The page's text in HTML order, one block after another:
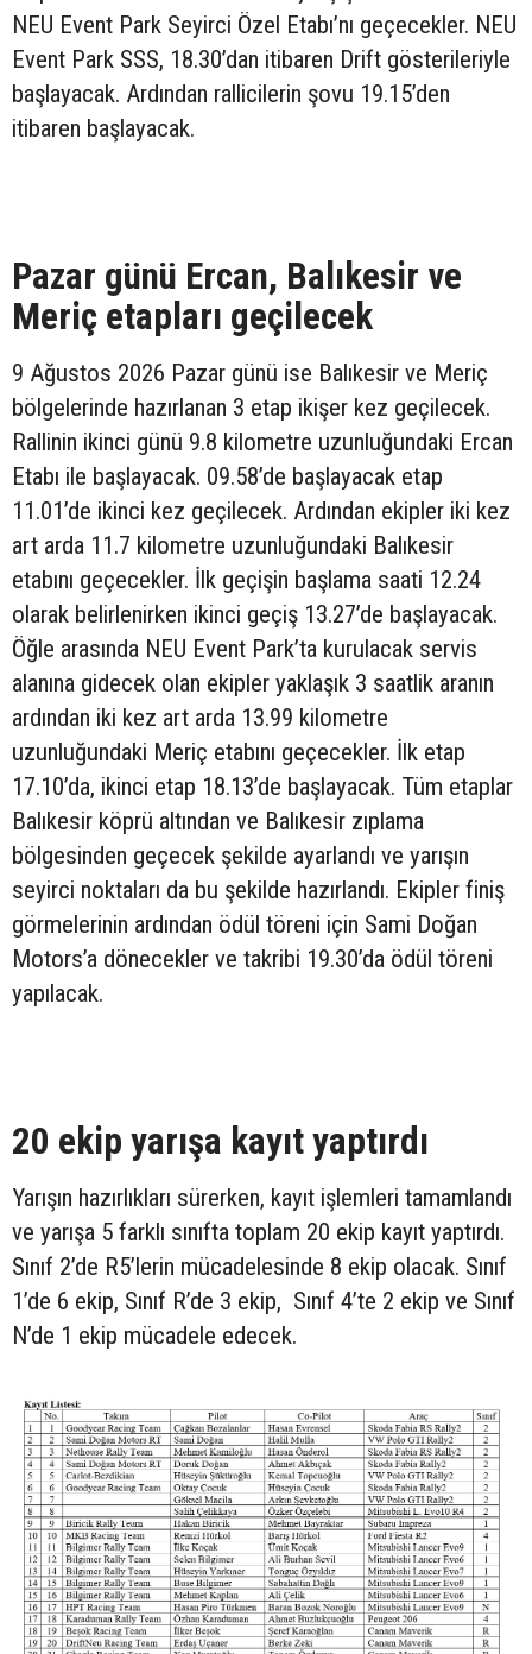
NEU Event Park Seyirci Özel Etabı’nı geçecekler. NEU
Event Park SSS, 18.30’dan itibaren Drift gösterileriyle
başlayacak. Ardından rallicilerin şovu 19.15’den
itibaren başlayacak.
Pazar günü Ercan, Balıkesir ve
Meriç etapları geçilecek
9 Ağustos 2026 Pazar günü ise Balıkesir ve Meriç
bölgelerinde hazırlanan 3 etap ikişer kez geçilecek.
Rallinin ikinci günü 9.8 kilometre uzunluğundaki Ercan
Etabı ile başlayacak. 09.58’de başlayacak etap
11.01’de ikinci kez geçilecek. Ardından ekipler iki kez
art arda 11.7 kilometre uzunluğundaki Balıkesir
etabını geçecekler. İlk geçişin başlama saati 12.24
olarak belirlenirken ikinci geçiş 13.27’de başlayacak.
Öğle arasında NEU Event Park’ta kurulacak servis
alanına gidecek olan ekipler yaklaşık 3 saatlik aranın
ardından iki kez art arda 13.99 kilometre
uzunluğundaki Meriç etabını geçecekler. İlk etap
17.10’da, ikinci etap 18.13’de başlayacak. Tüm etaplar
Balıkesir köprü altından ve Balıkesir zıplama
bölgesinden geçecek şekilde ayarlandı ve yarışın
seyirci noktaları da bu şekilde hazırlandı. Ekipler finiş
görmelerinin ardından ödül töreni için Sami Doğan
Motors’a dönecekler ve takribi 19.30’da ödül töreni
yapılacak.
20 ekip yarışa kayıt yaptırdı
Yarışın hazırlıkları sürerken, kayıt işlemleri tamamlandı
ve yarışa 5 farklı sınıfta toplam 20 ekip kayıt yaptırdı.
Sınıf 2’de R5’lerin mücadelesinde 8 ekip olacak. Sınıf
1’de 6 ekip, Sınıf R’de 3 ekip, Sınıf 4’te 2 ekip ve Sınıf
N’de 1 ekip mücadele edecek.